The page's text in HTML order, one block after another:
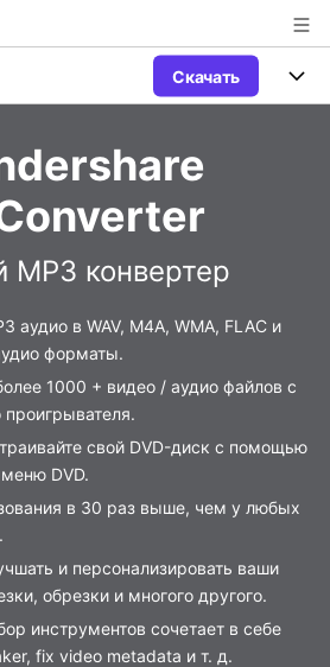
Скачать
Mac
Сетей
РЕШЕНИЙ
и узнайте, как использовать
UniConverter.
список поддерживаемых форматов,
и графических процессоров.
новости и обновления UniConverter.
Sign In
конвертер
аудио в WAV, M4A, WMA, FLAC и
форматы.
1000 + видео / аудио файлов с
свой DVD-диск с помощью
DVD.
в 30 раз выше, чем у любых
и персонализировать ваши
обрезки и многого другого.
инструментов сочетает в себе
fix video metadata и т. д.